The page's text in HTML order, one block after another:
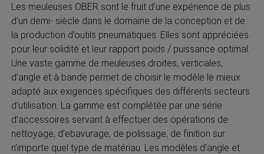
Les meuleuses OBER sont le fruit d’une expérience de plus
d’un demi- siècle dans le domaine de la conception et de
la production d’outils pneumatiques. Elles sont appréciées
pour leur solidité et leur rapport poids / puissance optimal.
Une vaste gamme de meuleuses droites, verticales,
d’angle et à bande permet de choisir le modèle le mieux
adapté aux exigences spécifiques des différents secteurs
d’utilisation. La gamme est complétée par une série
d’accessoires servant à effectuer des opérations de
nettoyage, d’ebavurage, de polissage, de finition sur
n’importe quel type de matériau. Les modèles d’angle et